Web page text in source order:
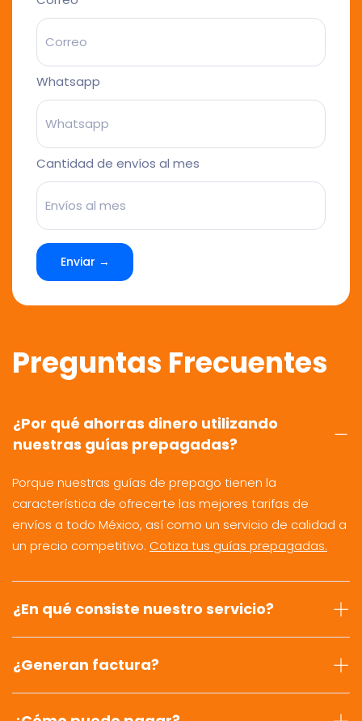
Whatsapp
Cantidad de envíos al mes
Enviar →
Preguntas Frecuentes
¿Por qué ahorras dinero utilizando
nuestras guías prepagadas?
Porque nuestras guías de prepago tienen la
característica de ofrecerte las mejores tarifas de
envíos a todo México, así como un servicio de calidad a
un precio competitivo. Cotiza tus guías prepagadas.
¿En qué consiste nuestro servicio?
¿Generan factura?